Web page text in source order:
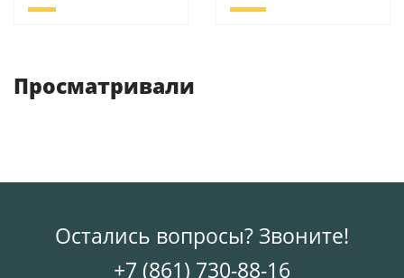
Просматривали
Остались вопросы? Звоните!
+7 (861) 730-88-16